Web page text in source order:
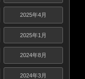
2025年4月
2025年1月
2024年8月
2024年3月